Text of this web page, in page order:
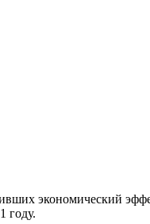
экономический
году.